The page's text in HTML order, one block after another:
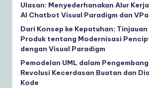
Ulasan: Menyederhanakan Alur
AI Chatbot Visual Paradigm dan
Dari Konsep ke Kepatuhan:
Produk tentang Modernisasi
dengan Visual Paradigm
Pemodelan UML dalam
Revolusi Kecerdasan Buatan dan
Kode